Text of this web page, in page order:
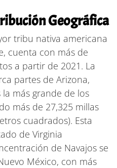
Geográfica
tribu nativa americana
cuenta con más de
a partir de 2021. La
partes de Arizona,
más grande de los
más de 27,325 millas
cuadrados). Esta
de Virginia
de Navajos se
México, con más